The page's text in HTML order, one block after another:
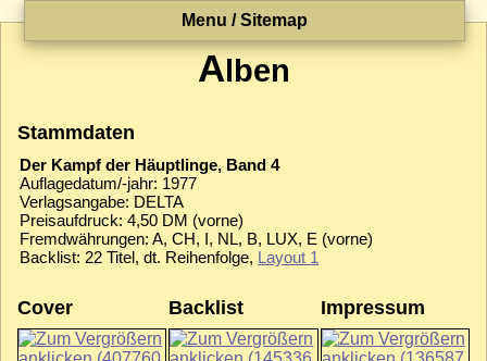
Menu / Sitemap
Alben
Stammdaten
Der Kampf der Häuptlinge, Band 4
Auflagedatum/-jahr: 1977
Verlagsangabe: DELTA
Preisaufdruck: 4,50 DM (vorne)
Fremdwährungen: A, CH, I, NL, B, LUX, E (vorne)
Backlist: 22 Titel, dt. Reihenfolge, Layout 1
Cover Backlist Impressum